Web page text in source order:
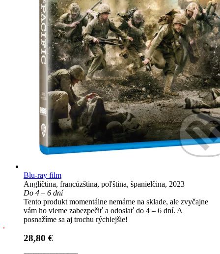
Blu-ray film
Angličtina, francúzština, poľština, španielčina, 2023
Do 4 – 6 dní
Tento produkt momentálne nemáme na sklade, ale zvyčajne
vám ho vieme zabezpečiť a odoslať do 4 – 6 dní. A
posnažíme sa aj trochu rýchlejšie!
28,80 €